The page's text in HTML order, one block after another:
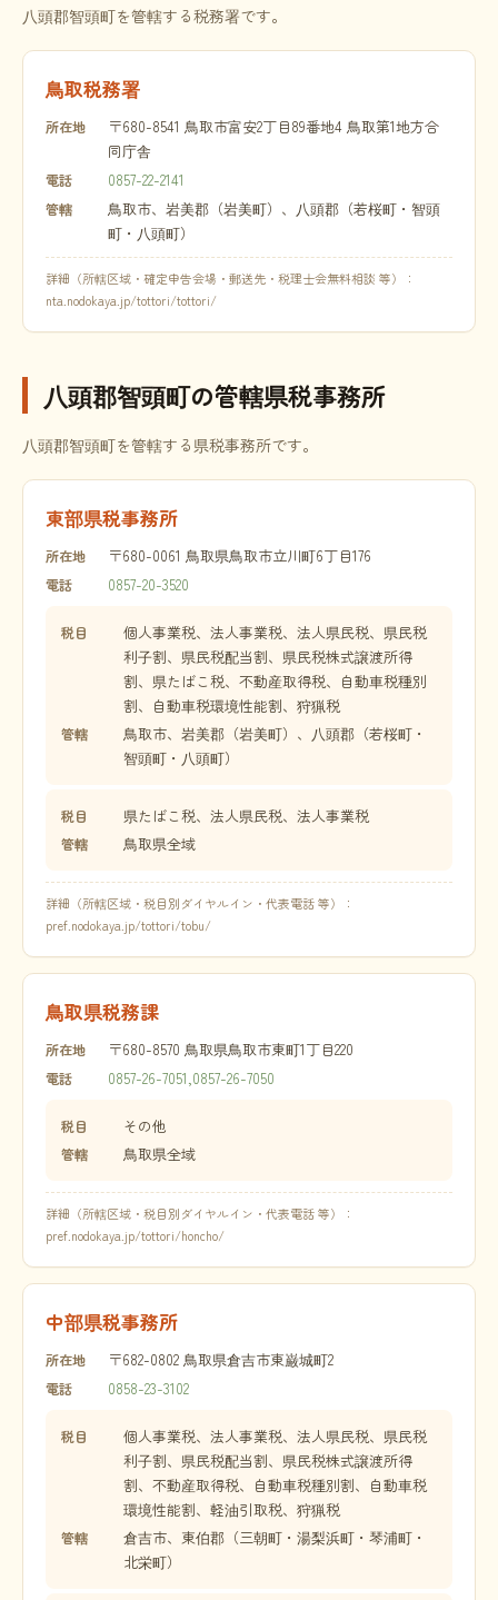
八頭郡智頭町を管轄する税務署です。
鳥取税務署
所在地
〒680-8541 鳥取市富安2丁目89番地4 鳥取第1地方合
同庁舎
電話 0857-22-2141
管轄
鳥取市、岩美郡（岩美町）、八頭郡（若桜町・智頭
町・八頭町）
詳細（所轄区域・確定申告会場・郵送先・税理士会無料相談 等）：
nta.nodokaya.jp/tottori/tottori/
八頭郡智頭町の管轄県税事務所
八頭郡智頭町を管轄する県税事務所です。
東部県税事務所
所在地 〒680-0061 鳥取県鳥取市立川町6丁目176
電話 0857-20-3520
税目
個人事業税、法人事業税、法人県民税、県民税
利子割、県民税配当割、県民税株式譲渡所得
割、県たばこ税、不動産取得税、自動車税種別
割、自動車税環境性能割、狩猟税
管轄
鳥取市、岩美郡（岩美町）、八頭郡（若桜町・
智頭町・八頭町）
税目 県たばこ税、法人県民税、法人事業税
管轄 鳥取県全域
詳細（所轄区域・税目別ダイヤルイン・代表電話 等）：
pref.nodokaya.jp/tottori/tobu/
鳥取県税務課
所在地 〒680-8570 鳥取県鳥取市東町1丁目220
電話 0857-26-7051,0857-26-7050
税目 その他
管轄 鳥取県全域
詳細（所轄区域・税目別ダイヤルイン・代表電話 等）：
pref.nodokaya.jp/tottori/honcho/
中部県税事務所
所在地 〒682-0802 鳥取県倉吉市東巌城町2
電話 0858-23-3102
税目
個人事業税、法人事業税、法人県民税、県民税
利子割、県民税配当割、県民税株式譲渡所得
割、不動産取得税、自動車税種別割、自動車税
環境性能割、軽油引取税、狩猟税
管轄
倉吉市、東伯郡（三朝町・湯梨浜町・琴浦町・
北栄町）